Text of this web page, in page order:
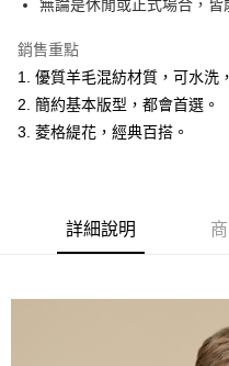
全家取貨付款
每筆NT$60，滿NT$1,200(含以
付款後全家取貨
無論是休閒或正式場合，皆
銷售重點
1. 優質羊毛混紡材質，可水洗
2. 簡約基本版型，都會首選。
3. 菱格緹花，經典百搭。
詳細說明